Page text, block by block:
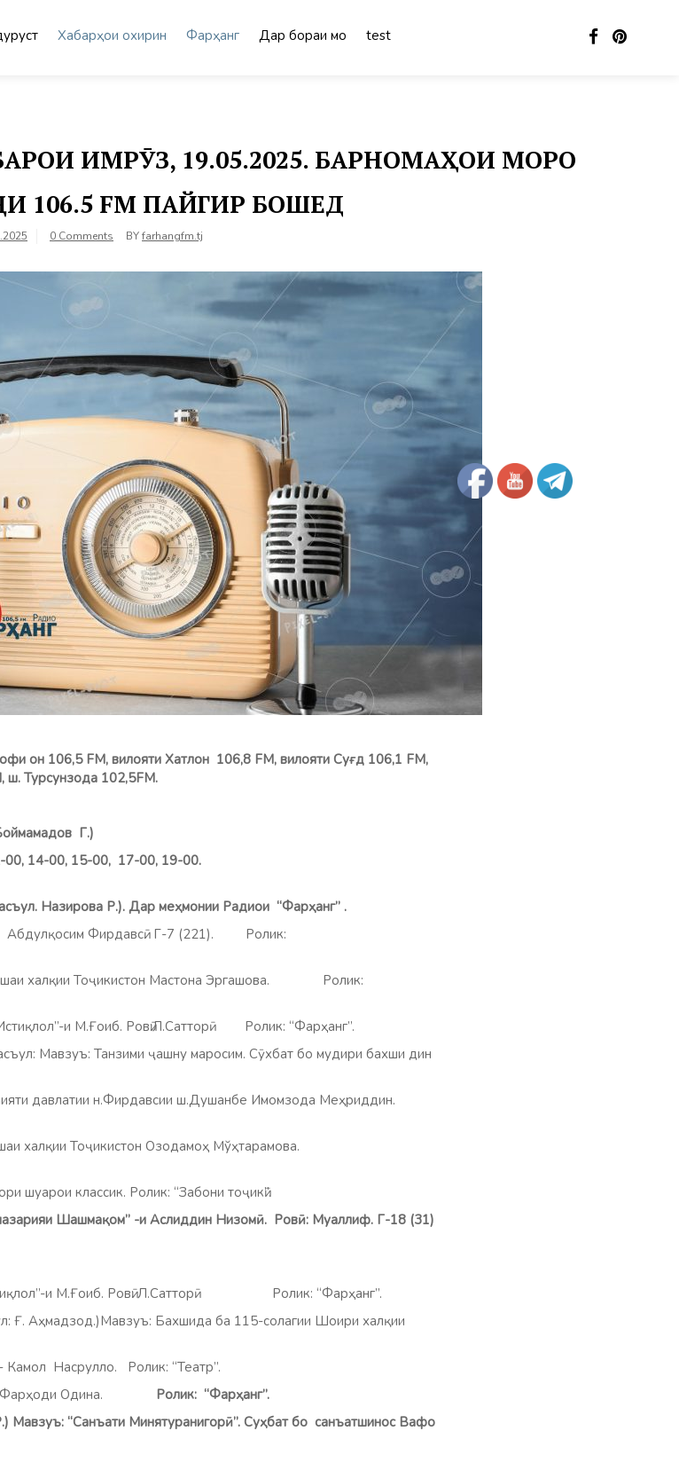
Хабарҳои охирин Фарҳанг Дар бораи мо test
ИМРӮЗ, 19.05.2025. БАРНОМАҲОИ МОРО
106.5 FM ПАЙГИР БОШЕД
0 Comments BYfarhangfm.tj
он 106,5 FM, вилояти Хатлон 106,8 FМ, вилояти Суғд 106,1 FM,
ш. Турсунзода 102,5FM.
Г.)
14-00, 15-00, 17-00, 19-00.
Назирова Р.). Дар меҳмонии Радиои “Фарҳанг” .
Фирдавсӣ. Г-7 (221).
Ролик:
халқии Тоҷикистон Мастона Эргашова. Ролик:
и М.Ғоиб. Ровӣ:Л.Сатторӣ Ролик: “Фарҳанг”.
Мавзуъ: Танзими ҷашну маросим. Сӯхбат бо мудири бахши дин
давлатии н.Фирдавсии ш.Душанбе Имомзода Меҳриддин.
Тоҷикистон Озодамоҳ Мўҳтарамова.
шуарои классик. Ролик: “Забони тоҷикӣ”.
Шашмақом” -и Аслиддин Низомӣ. Ровӣ: Муаллиф. Г-18 (31)
и М.Ғоиб. Ровӣ: Л.Сатторӣ Ролик: “Фарҳанг”.
Ғ. Аҳмадзод.)Мавзуъ: Бахшида ба 115-солагии Шоири халқии
Насрулло. Ролик: “Театр”.
Фарҳоди Одина. Ролик: “Фарҳанг”.
Мавзуъ: “Санъати Минятуранигорӣ”. Суҳбат бо санъатшинос Вафо